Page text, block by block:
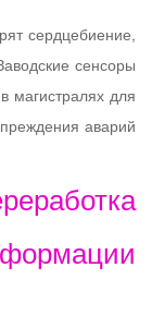
сердцебиение,
сенсоры
магистралях для
аварий.